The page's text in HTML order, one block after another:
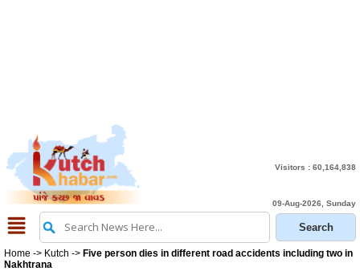
Visitors : 60,164,838
09-Aug-2026, Sunday
Home -> Kutch -> Five person dies in different road accidents including two in
Nakhtrana